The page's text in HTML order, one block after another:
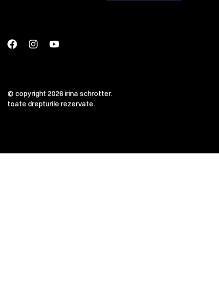
© copyright 2026 irina schrotter.
toate drepturile rezervate.